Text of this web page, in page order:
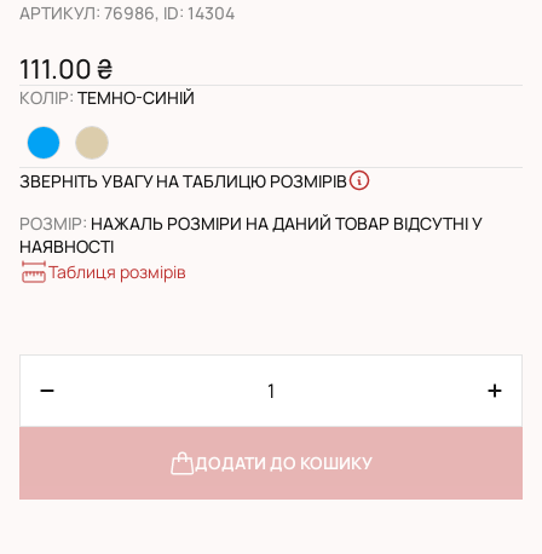
АРТИКУЛ: 76986, ID: 14304
111.00 ₴
КОЛІР: ТЕМНО-СИНІЙ
ЗВЕРНІТЬ УВАГУ НА ТАБЛИЦЮ РОЗМІРІВ
РОЗМІР: НАЖАЛЬ РОЗМІРИ НА ДАНИЙ ТОВАР ВІДСУТНІ У
НАЯВНОСТІ
Таблиця розмірів
ДОДАТИ ДО КОШИКУ